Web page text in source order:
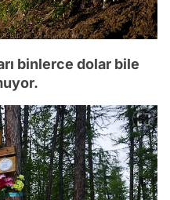
binlerce dolar bile